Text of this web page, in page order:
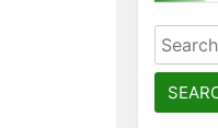
Search
for: